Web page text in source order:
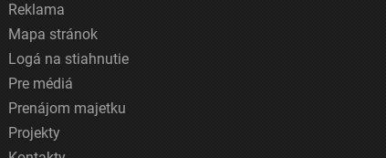
Reklama
Mapa stránok
Logá na stiahnutie
Pre médiá
Prenájom majetku
Projekty